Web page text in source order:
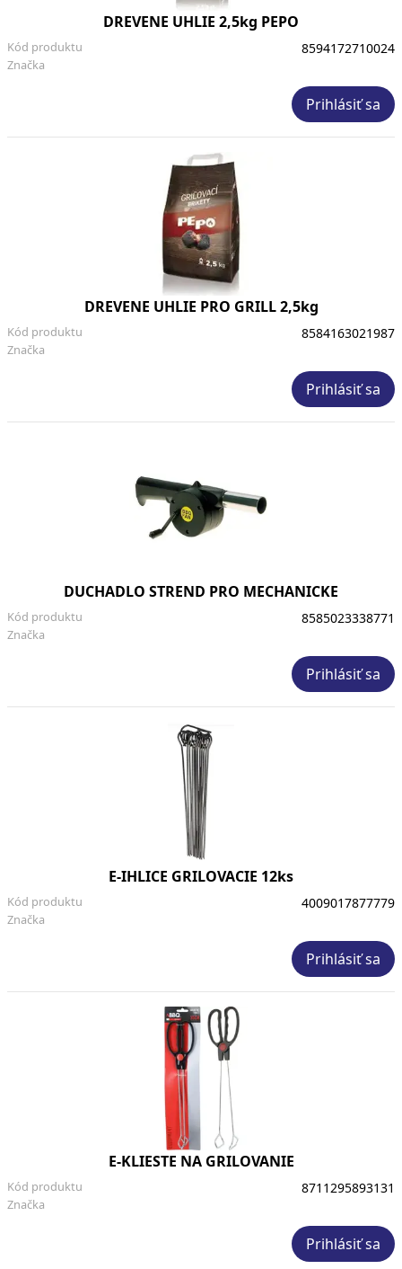
DREVENE UHLIE 2,5kg PEPO
Značka
Kód produktu 8594172710024
Prihlásiť sa
DREVENE UHLIE PRO GRILL 2,5kg
Značka
Kód produktu 8584163021987
Prihlásiť sa
DUCHADLO STREND PRO MECHANICKE
Značka
Kód produktu 8585023338771
Prihlásiť sa
E-IHLICE GRILOVACIE 12ks
Značka
Kód produktu 4009017877779
Prihlásiť sa
E-KLIESTE NA GRILOVANIE
Značka
Kód produktu 8711295893131
Prihlásiť sa